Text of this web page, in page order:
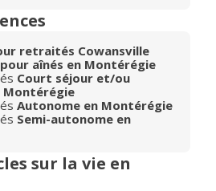
retraités Cowansville
aînés en Montérégie
Court séjour et/ou
Montérégie
Autonome en Montérégie
Semi-autonome en
sur la vie en